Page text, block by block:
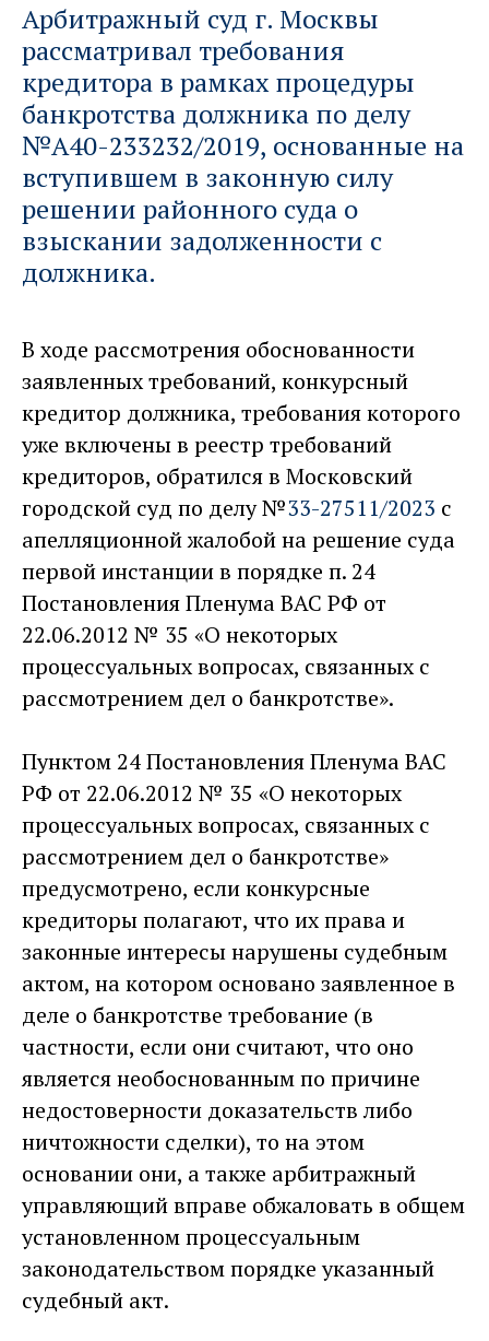
Арбитражный суд г. Москвы
рассматривал требования
кредитора в рамках процедуры
банкротства должника по делу
№А40-233232/2019, основанные на
вступившем в законную силу
решении районного суда о
взыскании задолженности с
должника.
В ходе рассмотрения обоснованности
заявленных требований, конкурсный
кредитор должника, требования которого
уже включены в реестр требований
кредиторов, обратился в Московский
городской суд по делу №33-27511/2023 с
апелляционной жалобой на решение суда
первой инстанции в порядке п. 24
Постановления Пленума ВАС РФ от
22.06.2012 № 35 «О некоторых
процессуальных вопросах, связанных с
рассмотрением дел о банкротстве».
Пунктом 24 Постановления Пленума ВАС
РФ от 22.06.2012 № 35 «О некоторых
процессуальных вопросах, связанных с
рассмотрением дел о банкротстве»
предусмотрено, если конкурсные
кредиторы полагают, что их права и
законные интересы нарушены судебным
актом, на котором основано заявленное в
деле о банкротстве требование (в
частности, если они считают, что оно
является необоснованным по причине
недостоверности доказательств либо
ничтожности сделки), то на этом
основании они, а также арбитражный
управляющий вправе обжаловать в общем
установленном процессуальным
законодательством порядке указанный
судебный акт.